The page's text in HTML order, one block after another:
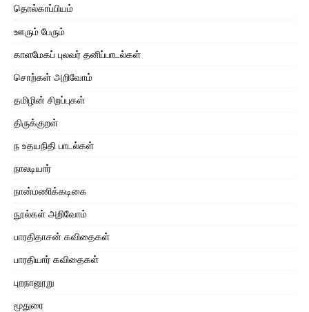
தொல்காப்பியம்
ஊரும் பேரும்
காளமேகப் புலவர் தனிப்பாடல்கள்
சொற்கள் அறிவோம்
தமிழின் சிறப்புகள்
திருக்குறள்
ந உதயநிதி பாடல்கள்
நாலடியார்
நான்மணிக்கடிகை
நூல்கள் அறிவோம்
பாரதிதாசன் கவிதைகள்
பாரதியார் கவிதைகள்
புறநானூறு
மூதுரை